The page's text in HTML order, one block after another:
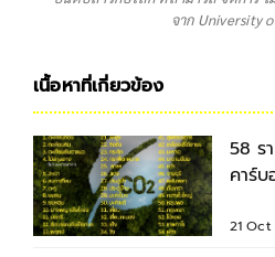
จาก University
เนื้อหาที่เกี่ยวข้อง
58 ร
คาร์
21